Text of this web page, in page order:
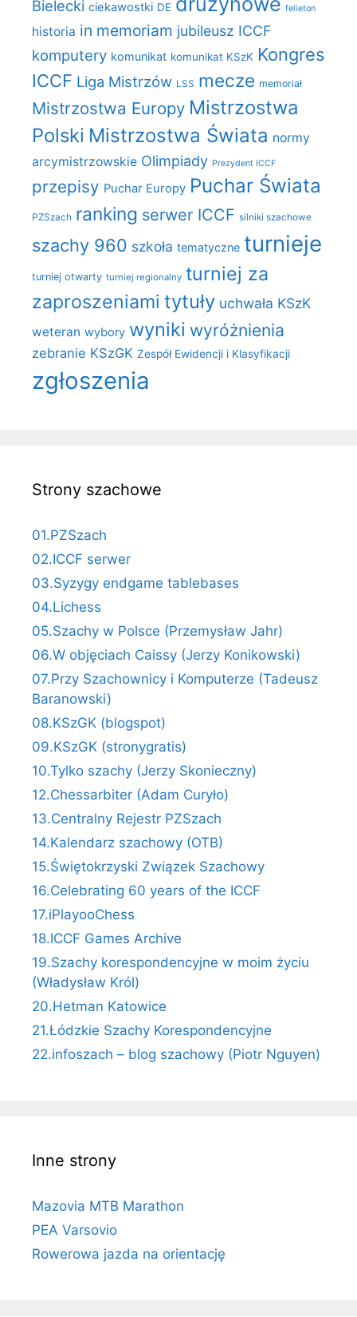
Bielecki ciekawostki DE felieton
historia in memoriam jubileusz ICCF
komputery komunikat komunikat KSzK Kongres
ICCF Liga Mistrzów LSS mecze memoriał
Mistrzostwa Europy Mistrzostwa
Polski Mistrzostwa Świata normy
arcymistrzowskie Olimpiady Prezydent ICCF
przepisy Puchar Europy Puchar Świata
PZSzach ranking serwer ICCF silniki szachowe
szachy 960 szkoła tematyczne turnieje
turniej otwarty turniej regionalny turniej za
zaproszeniami tytuły uchwała KSzK
weteran wybory wyniki wyróżnienia
zebranie KSzGK Zespół Ewidencji i Klasyfikacji
zgłoszenia
Strony szachowe
01.PZSzach
02.ICCF serwer
03.Syzygy endgame tablebases
04.Lichess
05.Szachy w Polsce (Przemysław Jahr)
06.W objęciach Caissy (Jerzy Konikowski)
07.Przy Szachownicy i Komputerze (Tadeusz
Baranowski)
08.KSzGK (blogspot)
09.KSzGK (stronygratis)
10.Tylko szachy (Jerzy Skonieczny)
12.Chessarbiter (Adam Curyło)
13.Centralny Rejestr PZSzach
14.Kalendarz szachowy (OTB)
15.Świętokrzyski Związek Szachowy
16.Celebrating 60 years of the ICCF
17.iPlayooChess
18.ICCF Games Archive
19.Szachy korespondencyjne w moim życiu
(Władysław Król)
20.Hetman Katowice
21.Łódzkie Szachy Korespondencyjne
22.infoszach – blog szachowy (Piotr Nguyen)
Inne strony
Mazovia MTB Marathon
PEA Varsovio
Rowerowa jazda na orientację